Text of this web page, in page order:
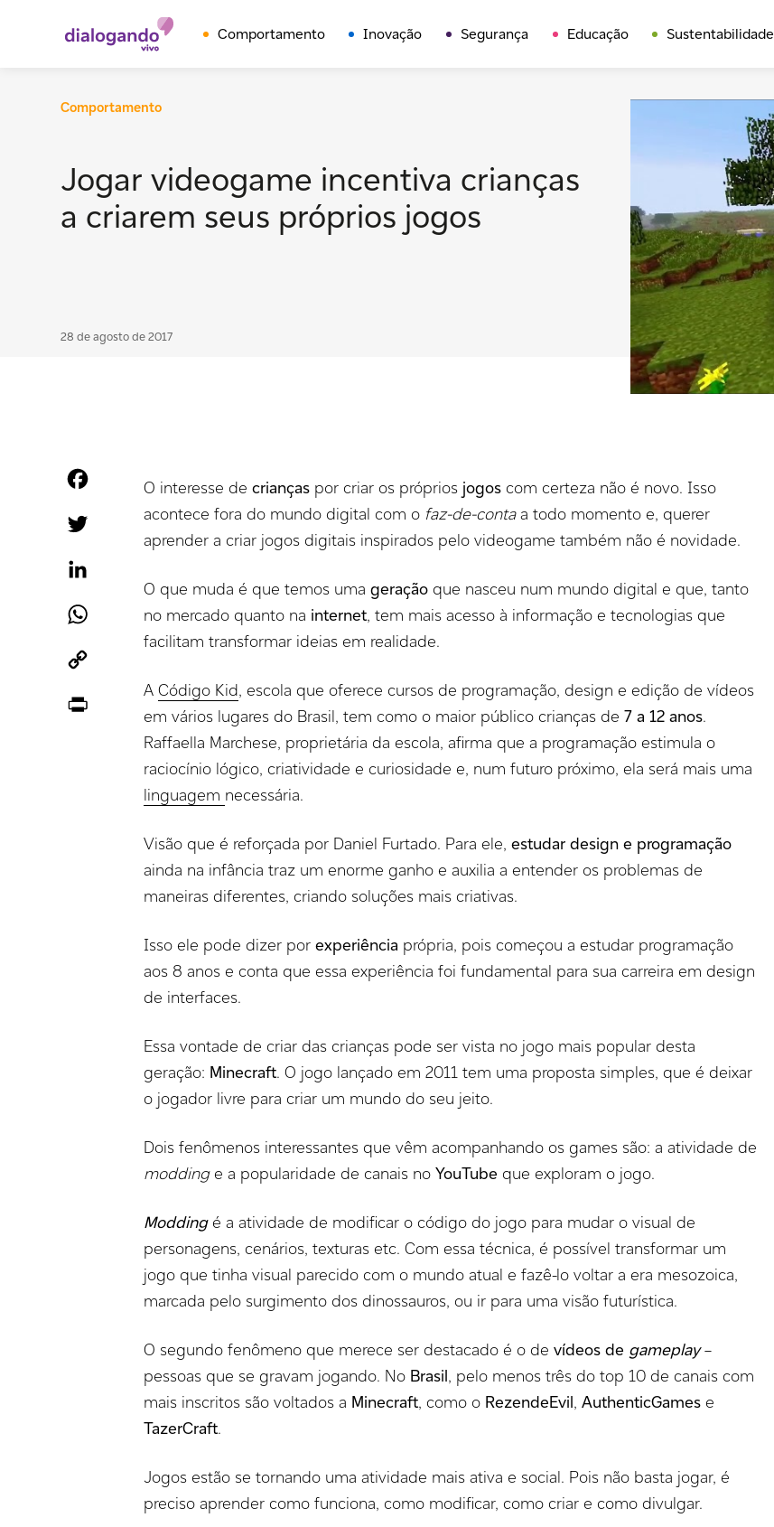
Comportamento Inovação Segurança Educação Sustentabilidade
Comportamento
Jogar videogame incentiva crianças
a criarem seus próprios jogos
28 de agosto de 2017
Facebook
WhatsApp
O interesse decrianças por criar os próprios jogos com certeza não é novo. Isso
acontece fora do mundo digital com o faz-de-contaa todo momento e, querer
aprender a criar jogos digitais inspirados pelo videogame também não é novidade.
O que muda é que temos umageração que nasceu num mundo digital e que, tanto
no mercado quanto na internet, tem mais acesso à informação e tecnologias que
facilitam transformar ideias em realidade.
ACódigo Kid, escola que oferece cursos de programação, design e edição de vídeos
em vários lugares do Brasil, tem como o maior público crianças de 7 a 12 anos.
Raffaella Marchese, proprietária da escola, afirma que a programação estimula o
raciocínio lógico, criatividade e curiosidade e, num futuro próximo, ela será mais uma
linguagem necessária.
Visão que é reforçada por Daniel Furtado. Para ele,estudar design e programação
ainda na infância traz um enorme ganho e auxilia a entender os problemas de
maneiras diferentes, criando soluções mais criativas.
Isso ele pode dizer porexperiência própria, pois começou a estudar programação
aos 8 anos e conta que essa experiência foi fundamental para sua carreira em design
de interfaces.
Essa vontade de criar das crianças pode ser vista no jogo mais popular desta
geração: Minecraft. O jogo lançado em 2011 tem uma proposta simples, que é deixar
o jogador livre para criar um mundo do seu jeito.
Dois fenômenos interessantes que vêm acompanhando os games são: a atividade de
moddinge a popularidade de canais noYouTube que exploram o jogo.
Modding é a atividade de modificar o código do jogo para mudar o visual de
personagens, cenários, texturas etc. Com essa técnica, é possível transformar um
jogo que tinha visual parecido com o mundo atual e fazê-lo voltar a era mesozoica,
marcada pelo surgimento dos dinossauros, ou ir para uma visão futurística.
O segundo fenômeno que merece ser destacado é o devídeos de gameplay–
pessoas que se gravam jogando. No Brasil, pelo menos três do top 10 de canais com
mais inscritos são voltados a Minecraft, como o RezendeEvil,AuthenticGames e
TazerCraft.
Jogos estão se tornando uma atividade mais ativa e social. Pois não basta jogar, é
preciso aprender como funciona, como modificar, como criar e como divulgar.